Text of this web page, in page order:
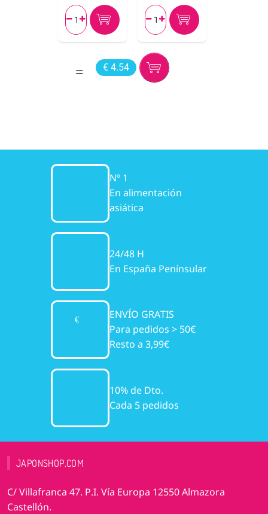
   
€ 4.54
Nº 1
En alimentación
asiática
24/48 H
En España Penínsular
ENVÍO GRATIS
Para pedidos > 50€
Resto a 3,99€
10% de Dto.
Cada 5 pedidos
JAPONSHOP.COM
C/ Villafranca 47. P.I. Vía Europa 12550 Almazora
Castellón.